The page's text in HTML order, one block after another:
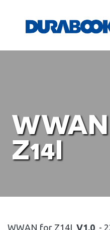
Z14I
WWAN for Z14I V1.0 -